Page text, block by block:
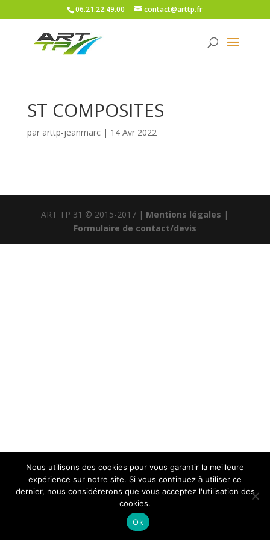
06.21.22.49.00 contact@arttp.fr
ST COMPOSITES
par arttp-jeanmarc| 14 Avr 2022
ART TP 31 © 2015-2017 | Mentions légales |
Formulaire de contact/devis
Nous utilisons des cookies pour vous garantir la meilleure
expérience sur notre site. Si vous continuez à utiliser ce
dernier, nous considérerons que vous acceptez l'utilisation des
cookies.
Ok